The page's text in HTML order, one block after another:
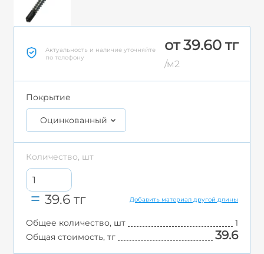
Актуальность и наличие уточняйте
по телефону
от 39.60 тг
/м2
Покрытие
Оцинкованный
Количество, шт
39.6 тг Добавить материал другой длины
Общее количество, шт
1
Общая стоимость, тг
39.6